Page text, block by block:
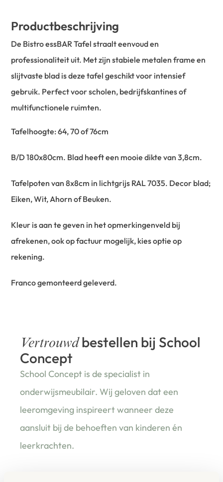
Productbeschrijving
De Bistro essBAR Tafel straalt eenvoud en
professionaliteit uit. Met zijn stabiele metalen frame en
slijtvaste blad is deze tafel geschikt voor intensief
gebruik. Perfect voor scholen, bedrijfskantines of
multifunctionele ruimten.
Tafelhoogte: 64, 70 of 76cm
B/D 180x80cm. Blad heeft een mooie dikte van 3,8cm.
Tafelpoten van 8x8cm in lichtgrijs RAL 7035. Decor blad;
Eiken, Wit, Ahorn of Beuken.
Kleur is aan te geven in het opmerkingenveld bij
afrekenen, ook op factuur mogelijk, kies optie op
rekening.
Franco gemonteerd geleverd.
Vertrouwdbestellen bij School
Concept
School Concept is de specialist in
onderwijsmeubilair. Wij geloven dat een
leeromgeving inspireert wanneer deze
aansluit bij de behoeften van kinderen én
leerkrachten.